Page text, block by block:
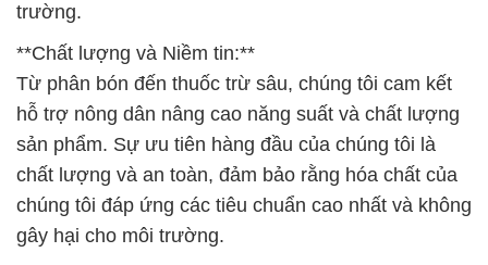
trường.
**Chất lượng và Niềm tin:**
Từ phân bón đến thuốc trừ sâu, chúng tôi cam kết
hỗ trợ nông dân nâng cao năng suất và chất lượng
sản phẩm. Sự ưu tiên hàng đầu của chúng tôi là
chất lượng và an toàn, đảm bảo rằng hóa chất của
chúng tôi đáp ứng các tiêu chuẩn cao nhất và không
gây hại cho môi trường.